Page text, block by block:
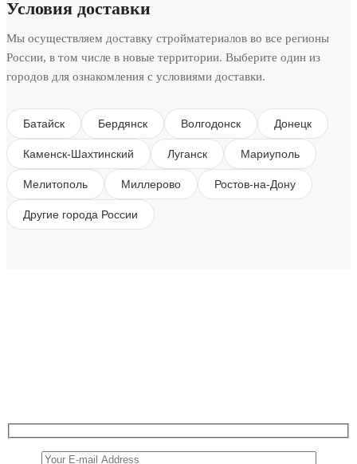
Условия доставки
Мы осуществляем доставку стройматериалов во все регионы
России, в том числе в новые территории. Выберите один из
городов для ознакомления с условиями доставки.
Батайск Бердянск Волгодонск Донецк
Каменск-Шахтинский Луганск Мариуполь
Мелитополь Миллерово Ростов-на-Дону
Другие города России